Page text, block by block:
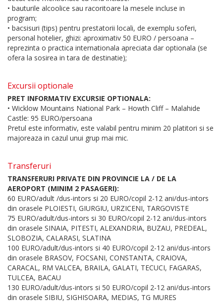
• bauturile alcoolice sau racoritoare la mesele incluse in
program;
• bacsisuri (tips) pentru prestatorii locali, de exemplu soferi,
personal hotelier, ghizi: aproximativ 50 EURO / persoana –
reprezinta o practica internationala apreciata dar optionala (se
ofera la sosirea in tara de destinatie);
Excursii optionale
PRET INFORMATIV EXCURSIE OPTIONALA:
• Wicklow Mountains National Park – Howth Cliff – Malahide
Castle: 95 EURO/persoana
Pretul este informativ, este valabil pentru minim 20 platitori si se
majoreaza in cazul unui grup mai mic.
Transferuri
TRANSFERURI PRIVATE DIN PROVINCIE LA / DE LA
AEROPORT (MINIM 2 PASAGERI):
60 EURO/adult /dus-intors si 20 EURO/copil 2-12 ani/dus-intors
din orasele PLOIESTI, GIURGIU, URZICENI, TARGOVISTE
75 EURO/adult/dus-intors si 30 EURO/copil 2-12 ani/dus-intors
din orasele SINAIA, PITESTI, ALEXANDRIA, BUZAU, PREDEAL,
SLOBOZIA, CALARASI, SLATINA
100 EURO/adult/dus-intors si 40 EURO/copil 2-12 ani/dus-intors
din orasele BRASOV, FOCSANI, CONSTANTA, CRAIOVA,
CARACAL, RM VALCEA, BRAILA, GALATI, TECUCI, FAGARAS,
TULCEA, BACAU
130 EURO/adult/dus-intors si 50 EURO/copil 2-12 ani/dus-intors
din orasele SIBIU, SIGHISOARA, MEDIAS, TG MURES